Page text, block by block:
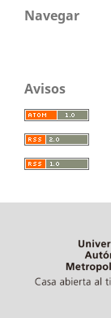
Navegar
Avisos